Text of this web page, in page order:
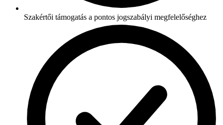
Szakértői támogatás a pontos jogszabályi megfelelőséghez